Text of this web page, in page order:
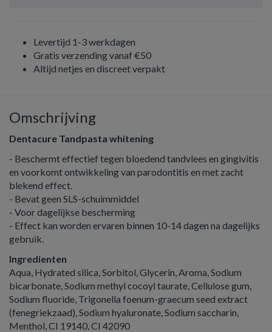
Levertijd 1-3 werkdagen
Gratis verzending vanaf €50
Altijd netjes en discreet verpakt
Omschrijving
Dentacure Tandpasta whitening
- Beschermt effectief tegen bloedend tandvlees en gingivitis
en voorkomt ontwikkeling van parodontitis en met zacht
blekend effect.
- Bevat geen SLS-schuimmiddel
- Voor dagelijkse bescherming
- Effect kan worden ervaren binnen 10-14 dagen na dagelijks
gebruik.
Ingredienten
Aqua, Hydrated silica, Sorbitol, Glycerin, Aroma, Sodium
bicarbonate, Sodium methyl cocoyl taurate, Cellulose gum,
Sodium fluoride, Trigonella foenum-graecum seed extract
(fenegriekzaad), Sodium hyaluronate, Sodium saccharin,
Menthol, CI 19140, CI 42090